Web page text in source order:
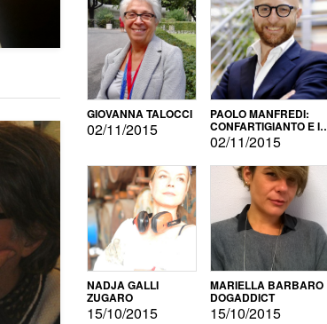
GIOVANNA TALOCCI
02/11/2015
PAOLO MANFREDI:
CONFARTIGIANTO E IL
SONDAGGIO
02/11/2015
NADJA GALLI
ZUGARO
15/10/2015
MARIELLA BARBARO
DOGADDICT
15/10/2015